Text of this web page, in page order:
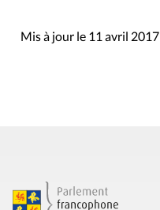
Mis à jour le 11 avril 2017